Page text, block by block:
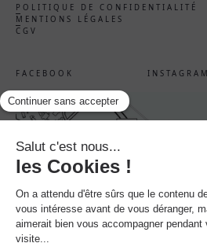
POLITIQUE DE CONFIDENTIALITÉ
MENTIONS LÉGALES
CGV
FACEBOOK INSTAGRAM